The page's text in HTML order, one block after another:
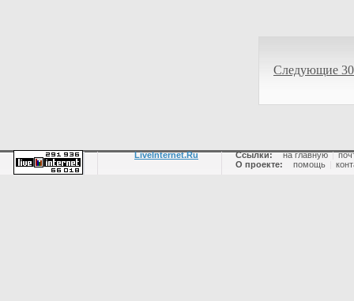
Следующие
LiveInternet.Ru Ссылки: на главную |
О проекте:
помощь